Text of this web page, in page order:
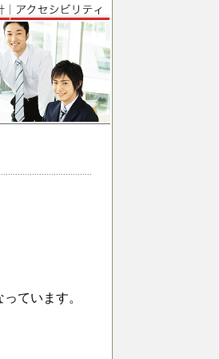
ています。